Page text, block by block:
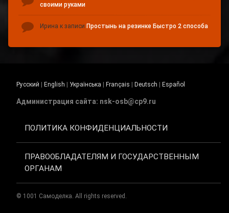
своими руками
Ирина к записи Простынь на резинке Быстро 2 способа
Русский | English | Українська | Français | Deutsch | Español
Администрация сайта: nsk-osb@cp9.ru
ПОЛИТИКА КОНФИДЕНЦИАЛЬНОСТИ
ПРАВООБЛАДАТЕЛЯМ И ГОСУДАРСТВЕННЫМ
ОРГАНАМ
© 1001 Самоделка. All rights reserved.